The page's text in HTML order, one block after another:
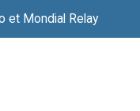
et Mondial Relay